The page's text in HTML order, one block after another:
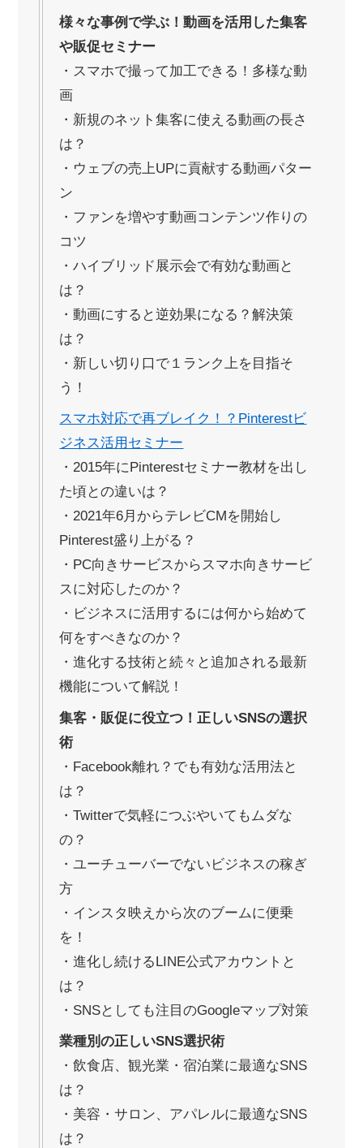
様々な事例で学ぶ！動画を活用した集客
や販促セミナー
・スマホで撮って加工できる！多様な動
画
・新規のネット集客に使える動画の長さ
は？
・ウェブの売上UPに貢献する動画パター
ン
・ファンを増やす動画コンテンツ作りの
コツ
・ハイブリッド展示会で有効な動画と
は？
・動画にすると逆効果になる？解決策
は？
・新しい切り口で１ランク上を目指そ
う！
スマホ対応で再ブレイク！？Pinterestビ
ジネス活用セミナー
・2015年にPinterestセミナー教材を出し
た頃との違いは？
・2021年6月からテレビCMを開始し
Pinterest盛り上がる？
・PC向きサービスからスマホ向きサービ
スに対応したのか？
・ビジネスに活用するには何から始めて
何をすべきなのか？
・進化する技術と続々と追加される最新
機能について解説！
集客・販促に役立つ！正しいSNSの選択
術
・Facebook離れ？でも有効な活用法と
は？
・Twitterで気軽につぶやいてもムダな
の？
・ユーチューバーでないビジネスの稼ぎ
方
・インスタ映えから次のブームに便乗
を！
・進化し続けるLINE公式アカウントと
は？
・SNSとしても注目のGoogleマップ対策
業種別の正しいSNS選択術
・飲食店、観光業・宿泊業に最適なSNS
は？
・美容・サロン、アパレルに最適なSNS
は？